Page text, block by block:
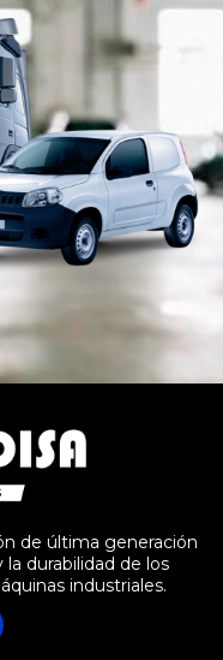
de última generación
durabilidad de los
industriales.